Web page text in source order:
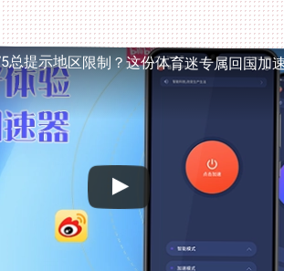
总提示地区限制？这份体育迷专属回国加